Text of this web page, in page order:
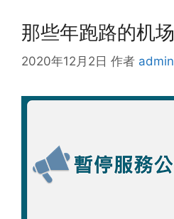
那些年跑路的机场
2020年12月2日 作者 admin